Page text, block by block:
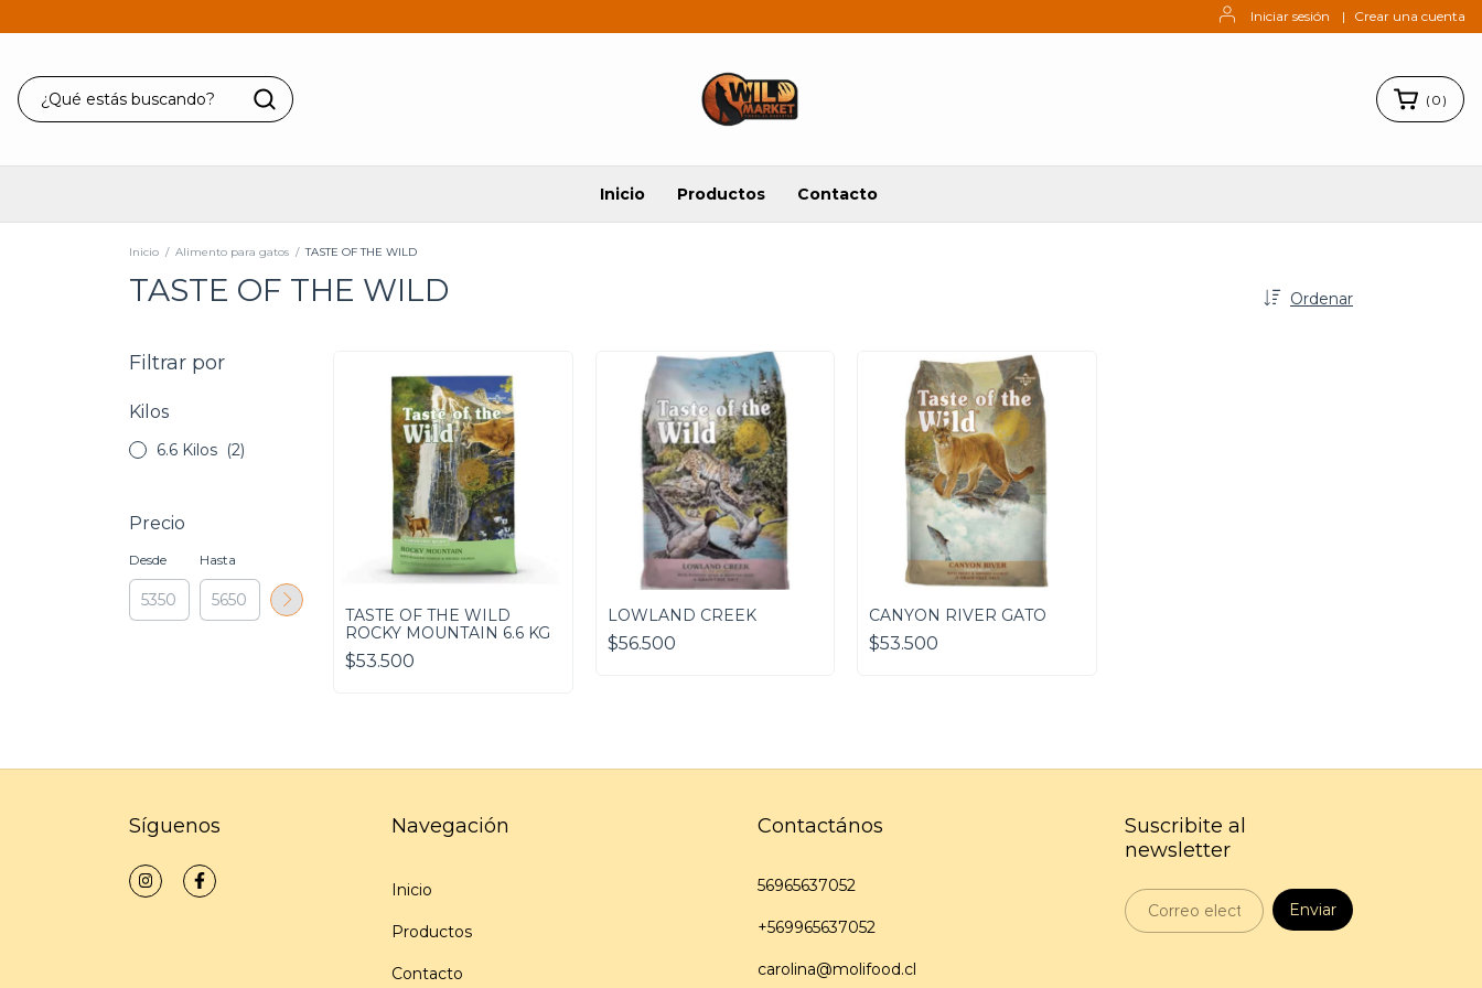
Iniciar sesión | Crear una cuenta
( 0 )
Inicio Productos Contacto
Inicio / Alimento para gatos / TASTE OF THE WILD
TASTE OF THE WILD Ordenar
Filtrar por
Kilos
6.6 Kilos (2)
Precio
Desde Hasta
TASTE OF THE WILD
ROCKY MOUNTAIN 6.6 KG
$53.500
LOWLAND CREEK
$56.500
CANYON RIVER GATO
$53.500
Síguenos Navegación
Inicio
Productos
Contacto
Contactános
56965637052
+569965637052
carolina@molifood.cl
Suscribite al
newsletter